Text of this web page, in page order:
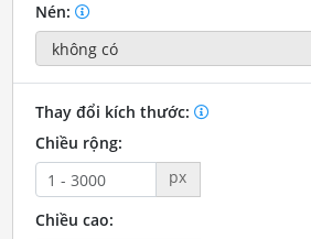
Nén:
Thay đổi kích thước:
Chiều rộng:
px
Chiều cao: